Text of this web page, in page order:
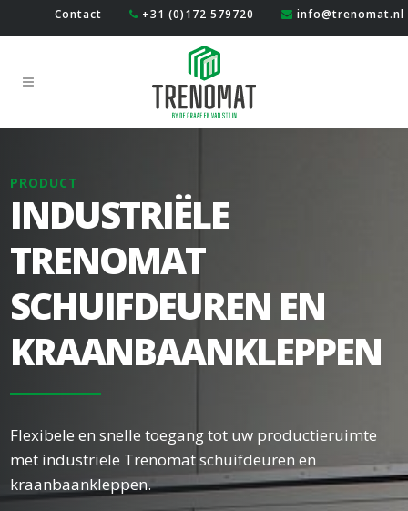
Contact +31 (0)172 579720 info@trenomat.nl
PRODUCT
INDUSTRIËLE
TRENOMAT
SCHUIFDEUREN EN
KRAANBAANKLEPPEN
Flexibele en snelle toegang tot uw productieruimte
met industriële Trenomat schuifdeuren en
kraanbaankleppen.